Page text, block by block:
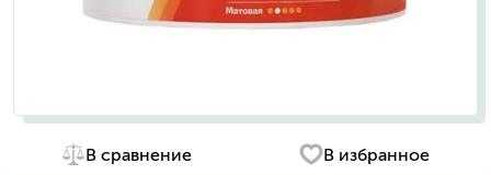
В сравнение В избранное